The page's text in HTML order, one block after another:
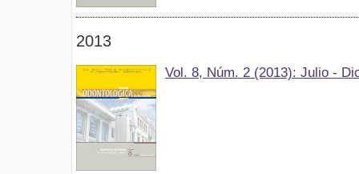
2013
Vol. 8, Núm. 2 (2013): Julio -